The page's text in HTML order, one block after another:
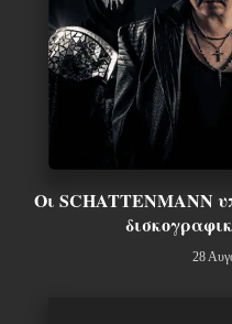
Οι SCHATTENMANN
28